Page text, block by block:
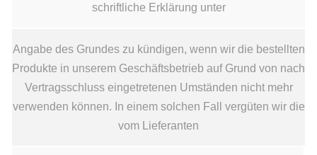
schriftliche Erklärung unter
Angabe des Grundes zu kündigen, wenn wir die bestellten
Produkte in unserem Geschäftsbetrieb auf Grund von nach
Vertragsschluss eingetretenen Umständen nicht mehr
verwenden können. In einem solchen Fall vergüten wir die
vom Lieferanten